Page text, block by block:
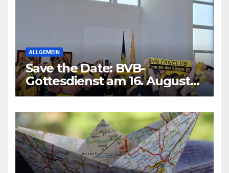
ALLGEMEIN
Save the Date: BVB-
Gottesdienst am 16. August
2026